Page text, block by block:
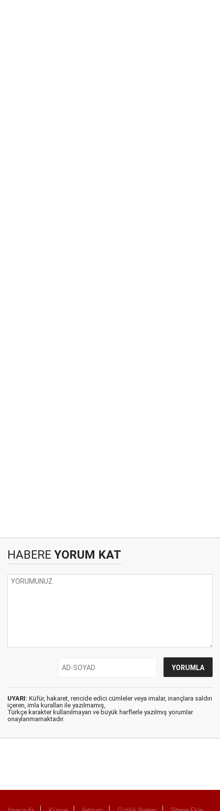
HABERE YORUM KAT
UYARI: Küfür, hakaret, rencide edici cümleler veya imalar, inançlara saldırı
içeren, imla kuralları ile yazılmamış,
Türkçe karakter kullanılmayan ve büyük harflerle yazılmış yorumlar
onaylanmamaktadır.